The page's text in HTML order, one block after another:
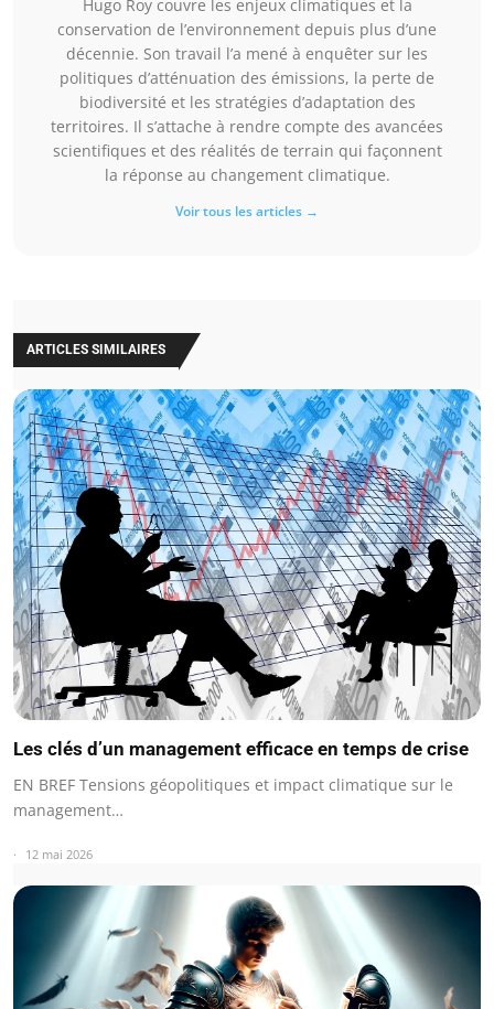
Hugo Roy couvre les enjeux climatiques et la
conservation de l’environnement depuis plus d’une
décennie. Son travail l’a mené à enquêter sur les
politiques d’atténuation des émissions, la perte de
biodiversité et les stratégies d’adaptation des
territoires. Il s’attache à rendre compte des avancées
scientifiques et des réalités de terrain qui façonnent
la réponse au changement climatique.
Voir tous les articles →
ARTICLES SIMILAIRES
Les clés d’un management efficace en temps de crise
EN BREF Tensions géopolitiques et impact climatique sur le
management…
12 mai 2026